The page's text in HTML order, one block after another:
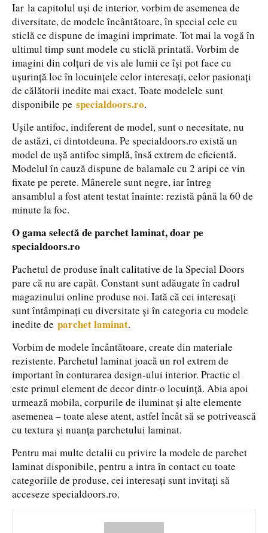
Iar la capitolul uși de interior, vorbim de asemenea de
diversitate, de modele încântătoare, în special cele cu
sticlă ce dispune de imagini imprimate. Tot mai la vogă în
ultimul timp sunt modele cu sticlă printată. Vorbim de
imagini din colțuri de vis ale lumii ce își pot face cu
ușurință loc în locuințele celor interesați, celor pasionați
de călătorii inedite mai exact. Toate modelele sunt
disponibile pe specialdoors.ro.
Ușile antifoc, indiferent de model, sunt o necesitate, nu
de astăzi, ci dintotdeuna. Pe specialdoors.ro există un
model de ușă antifoc simplă, însă extrem de eficientă.
Modelul în cauză dispune de balamale cu 2 aripi ce vin
fixate pe perete. Mânerele sunt negre, iar întreg
ansamblul a fost atent testat înainte: rezistă până la 60 de
minute la foc.
O gama selectă de parchet laminat, doar pe
specialdoors.ro
Pachetul de produse înalt calitative de la Special Doors
pare că nu are capăt. Constant sunt adăugate în cadrul
magazinului online produse noi. Iată că cei interesați
sunt întâmpinați cu diversitate și în categoria cu modele
inedite de parchet laminat.
Vorbim de modele încântătoare, create din materiale
rezistente. Parchetul laminat joacă un rol extrem de
important în conturarea design-ului interior. Practic el
este primul element de decor dintr-o locuință. Abia apoi
urmează mobila, corpurile de iluminat și alte elemente
asemenea – toate alese atent, astfel încât să se potrivească
cu textura și nuanța parchetului laminat.
Pentru mai multe detalii cu privire la modele de parchet
laminat disponibile, pentru a intra în contact cu toate
categoriile de produse, cei interesați sunt invitați să
acceseze specialdoors.ro.